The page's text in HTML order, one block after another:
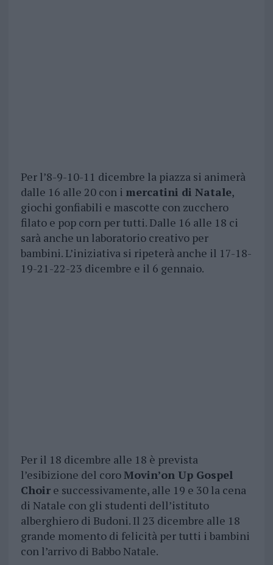
Per l’8-9-10-11 dicembre la piazza si animerà
dalle 16 alle 20 con i mercatini di Natale,
giochi gonfiabili e mascotte con zucchero
filato e pop corn per tutti. Dalle 16 alle 18 ci
sarà anche un laboratorio creativo per
bambini. L’iniziativa si ripeterà anche il 17-18-
19-21-22-23 dicembre e il 6 gennaio.
Per il 18 dicembre alle 18 è prevista
l’esibizione del coroMovin’on Up Gospel
Choire successivamente, alle 19 e 30 la cena
di Natale con gli studenti dell’istituto
alberghiero di Budoni. Il 23 dicembre alle 18
grande momento di felicità per tutti i bambini
con l’arrivo di Babbo Natale.